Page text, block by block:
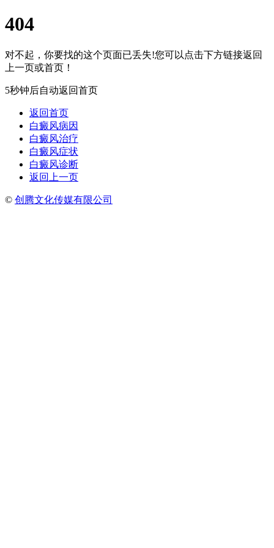
404
对不起，你要找的这个页面已丢失!您可以点击下方链接返回
上一页或首页！
5秒钟后自动返回首页
返回首页
白癜风病因
白癜风治疗
白癜风症状
白癜风诊断
返回上一页
© 创腾文化传媒有限公司